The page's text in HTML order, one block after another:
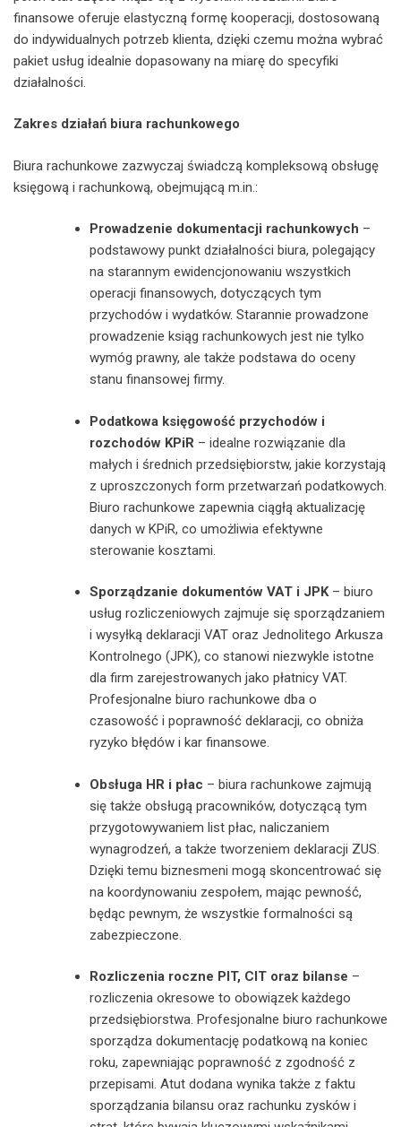
finansowe oferuje elastyczną formę kooperacji, dostosowaną
do indywidualnych potrzeb klienta, dzięki czemu można wybrać
pakiet usług idealnie dopasowany na miarę do specyfiki
działalności.
Zakres działań biura rachunkowego
Biura rachunkowe zazwyczaj świadczą kompleksową obsługę
księgową i rachunkową, obejmującą m.in.:
Prowadzenie dokumentacji rachunkowych –
podstawowy punkt działalności biura, polegający
na starannym ewidencjonowaniu wszystkich
operacji finansowych, dotyczących tym
przychodów i wydatków. Starannie prowadzone
prowadzenie ksiąg rachunkowych jest nie tylko
wymóg prawny, ale także podstawa do oceny
stanu finansowej firmy.
Podatkowa księgowość przychodów i
rozchodów KPiR – idealne rozwiązanie dla
małych i średnich przedsiębiorstw, jakie korzystają
z uproszczonych form przetwarzań podatkowych.
Biuro rachunkowe zapewnia ciągłą aktualizację
danych w KPiR, co umożliwia efektywne
sterowanie kosztami.
Sporządzanie dokumentów VAT i JPK– biuro
usług rozliczeniowych zajmuje się sporządzaniem
i wysyłką deklaracji VAT oraz Jednolitego Arkusza
Kontrolnego (JPK), co stanowi niezwykle istotne
dla firm zarejestrowanych jako płatnicy VAT.
Profesjonalne biuro rachunkowe dba o
czasowość i poprawność deklaracji, co obniża
ryzyko błędów i kar finansowe.
Obsługa HR i płac – biura rachunkowe zajmują
się także obsługą pracowników, dotyczącą tym
przygotowywaniem list płac, naliczaniem
wynagrodzeń, a także tworzeniem deklaracji ZUS.
Dzięki temu biznesmeni mogą skoncentrować się
na koordynowaniu zespołem, mając pewność,
będąc pewnym, że wszystkie formalności są
zabezpieczone.
Rozliczenia roczne PIT, CIT oraz bilanse –
rozliczenia okresowe to obowiązek każdego
przedsiębiorstwa. Profesjonalne biuro rachunkowe
sporządza dokumentację podatkową na koniec
roku, zapewniając poprawność z zgodność z
przepisami. Atut dodana wynika także z faktu
sporządzania bilansu oraz rachunku zysków i